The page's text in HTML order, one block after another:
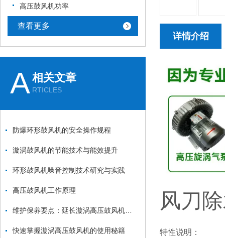
高压鼓风机功率
查看更多
A相关文章
RTICLES
防爆环形鼓风机的安全操作规程
漩涡鼓风机的节能技术与能效提升
环形鼓风机噪音控制技术研究与实践
高压鼓风机工作原理
快速掌握漩涡高压鼓风机的使用秘籍
详情介绍
风刀
特性说明：